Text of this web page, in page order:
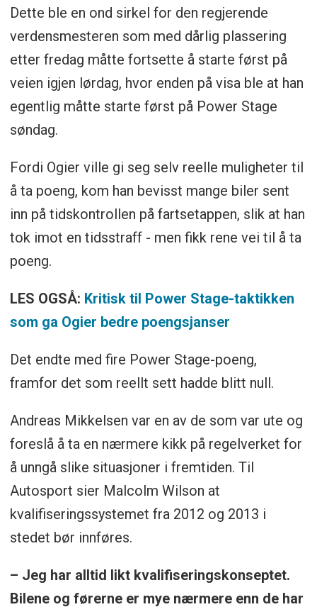
Dette ble en ond sirkel for den regjerende
verdensmesteren som med dårlig plassering
etter fredag måtte fortsette å starte først på
veien igjen lørdag, hvor enden på visa ble at han
egentlig måtte starte først på Power Stage
søndag.
Fordi Ogier ville gi seg selv reelle muligheter til
å ta poeng, kom han bevisst mange biler sent
inn på tidskontrollen på fartsetappen, slik at han
tok imot en tidsstraff - men fikk rene vei til å ta
poeng.
LES OGSÅ: Kritisk til Power Stage-taktikken
som ga Ogier bedre poengsjanser
Det endte med fire Power Stage-poeng,
framfor det som reellt sett hadde blitt null.
Andreas Mikkelsen var en av de som var ute og
foreslå å ta en nærmere kikk på regelverket for
å unngå slike situasjoner i fremtiden. Til
Autosport sier Malcolm Wilson at
kvalifiseringssystemet fra 2012 og 2013 i
stedet bør innføres.
– Jeg har alltid likt kvalifiseringskonseptet.
Bilene og førerne er mye nærmere enn de har